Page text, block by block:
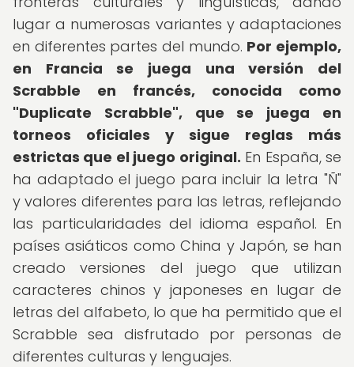
lugar a numerosas variantes y adaptaciones
en diferentes partes del mundo. Por ejemplo,
en Francia se juega una versión del
Scrabble en francés, conocida como
"Duplicate Scrabble", que se juega en
torneos oficiales y sigue reglas más
estrictas que el juego original. En España, se
ha adaptado el juego para incluir la letra "Ñ"
y valores diferentes para las letras, reflejando
las particularidades del idioma español. En
países asiáticos como China y Japón, se han
creado versiones del juego que utilizan
caracteres chinos y japoneses en lugar de
letras del alfabeto, lo que ha permitido que el
Scrabble sea disfrutado por personas de
diferentes culturas y lenguajes.